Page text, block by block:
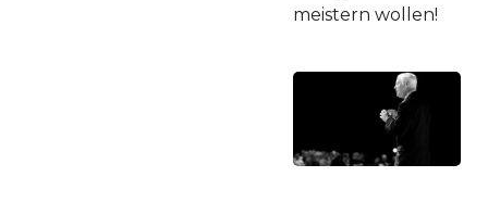
meistern wollen!